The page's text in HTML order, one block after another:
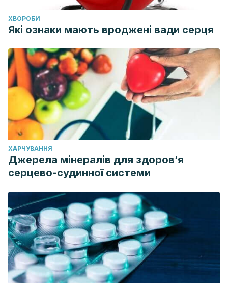
ХВОРОБИ
Які ознаки мають вроджені вади серця
ХАРЧУВАННЯ
Джерела мінералів для здоров’я
серцево-судинної системи